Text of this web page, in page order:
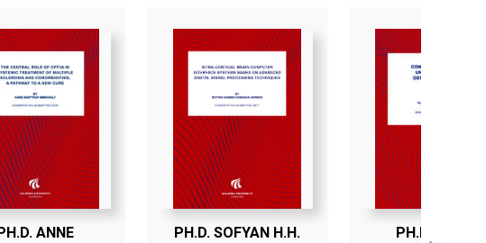
ANNE
PH.D. SOFYAN H.H.
PH.D. TANJA